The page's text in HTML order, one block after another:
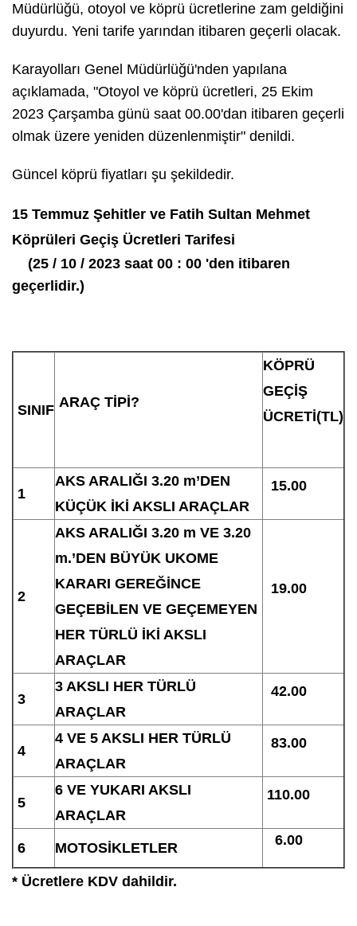
Müdürlüğü, otoyol ve köprü ücretlerine zam geldiğini
duyurdu. Yeni tarife yarından itibaren geçerli olacak.
Karayolları Genel Müdürlüğü'nden yapılana
açıklamada, "Otoyol ve köprü ücretleri, 25 Ekim
2023 Çarşamba günü saat 00.00'dan itibaren geçerli
olmak üzere yeniden düzenlenmiştir" denildi.
Güncel köprü fiyatları şu şekildedir.
15 Temmuz Şehitler ve Fatih Sultan Mehmet
Köprüleri Geçiş Ücretleri Tarifesi
(25 / 10 / 2023 saat 00 : 00 'den itibaren
geçerlidir.)
SINIF ARAÇ TİPİ?
KÖPRÜ
GEÇİŞ
ÜCRETİ(TL)
1
AKS ARALIĞI 3.20 m’DEN
KÜÇÜK İKİ AKSLI ARAÇLAR
15.00
2
AKS ARALIĞI 3.20 m VE 3.20
m.’DEN BÜYÜK UKOME
KARARI GEREĞİNCE
GEÇEBİLEN VE GEÇEMEYEN
HER TÜRLÜ İKİ AKSLI
ARAÇLAR
19.00
3
3 AKSLI HER TÜRLÜ
ARAÇLAR
42.00
4
4 VE 5 AKSLI HER TÜRLÜ
ARAÇLAR
83.00
5
6 VE YUKARI AKSLI
ARAÇLAR
110.00
6 MOTOSİKLETLER 6.00
* Ücretlere KDV dahildir.